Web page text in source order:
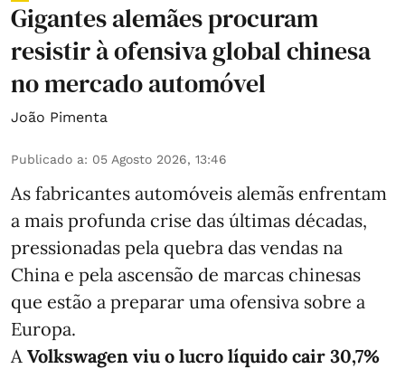
Gigantes alemães procuram
resistir à ofensiva global chinesa
no mercado automóvel
João Pimenta
Publicado a: 05 Agosto 2026, 13:46
As fabricantes automóveis alemãs enfrentam
a mais profunda crise das últimas décadas,
pressionadas pela quebra das vendas na
China e pela ascensão de marcas chinesas
que estão a preparar uma ofensiva sobre a
Europa.
A Volkswagen viu o lucro líquido cair 30,7%